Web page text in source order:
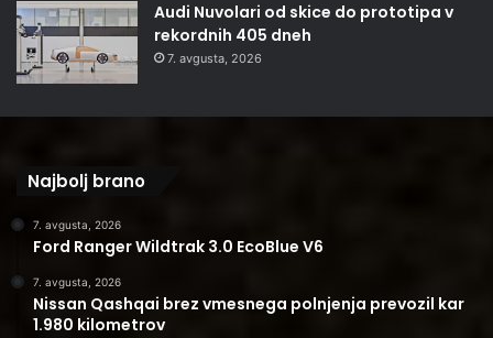
Audi Nuvolari od skice do prototipa v
rekordnih 405 dneh
7. avgusta, 2026
Najbolj brano
7. avgusta, 2026
Ford Ranger Wildtrak 3.0 EcoBlue V6
7. avgusta, 2026
Nissan Qashqai brez vmesnega polnjenja prevozil kar
1.980 kilometrov